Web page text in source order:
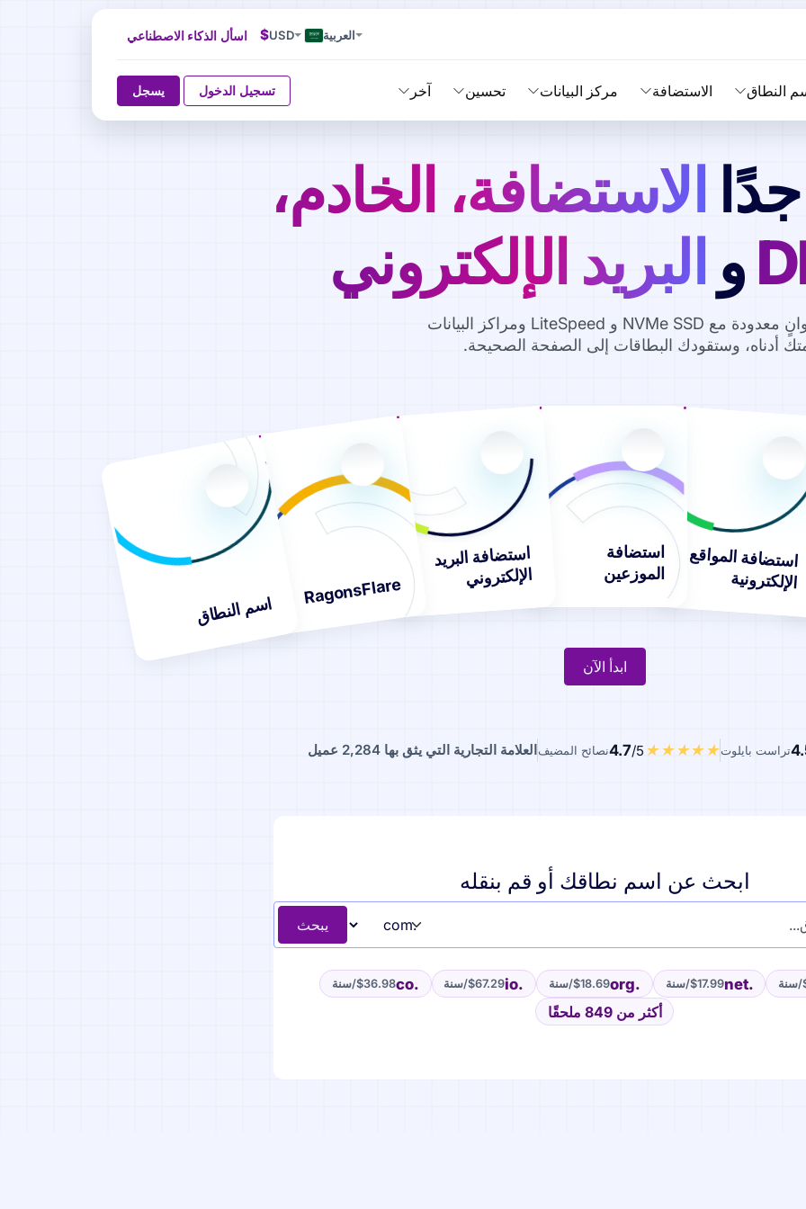
العربية $USD اسأل الذكاء الاصطناعي
النطاق الاستضافة مركز البيانات تحسين آخر تسجيل الدخول يسجل
الاستضافة، الخادم،
و البريد الإلكتروني
كن على الإنترنت في ثوانٍ معدودة مع NVMe SSD و LiteSpeed ومراكز البيانات
أدناه، وستقودك البطاقات إلى الصفحة الصحيحة.
استضافة المواقع
الإلكترونية
استضافة
الموزعين
استضافة البريد
الإلكتروني RagonsFlare
اسم النطاق
ابدأ الآن
تراست بايلوت 4.7/5 نصائح المضيف العلامة التجارية التي يثق بها 2,284 عميل
ابحث عن اسم نطاقك أو قم بنقله
يبحث
/سنة .net
$17.99/سنة .org
$18.69/سنة .io
$67.29/سنة .co
$36.98/سنة
أكثر من 849 ملحقًا